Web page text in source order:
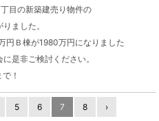
目の新築建売り物件の
ました。
円Ｂ棟が1980万円になりました
是非ご検討ください。
！
5 6 7 8 ›